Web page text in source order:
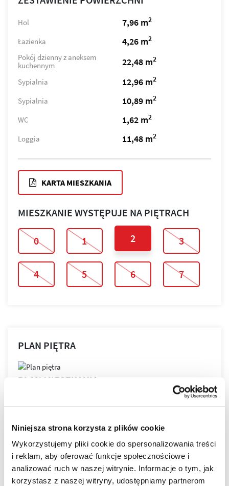
Niniejsza strona korzysta z plików cookie
Wykorzystujemy pliki cookie do spersonalizowania treści
i reklam, aby oferować funkcje społecznościowe i
analizować ruch w naszej witrynie. Informacje o tym, jak
korzystasz z naszej witryny, udostępniamy partnerom
Hol 7,96 m2
Łazienka 4,26 m2
Pokój dzienny z aneksem
kuchennym
22,48 m2
Sypialnia 12,96 m2
Sypialnia 10,89 m2
WC 1,62 m2
Loggia 11,48 m2
KARTA MIESZKANIA
MIESZKANIE WYSTĘPUJE NA PIĘTRACH
0 1 2 3
4 5 6 7
PLAN PIĘTRA
PLAN MIESZKANIA
LOKALIZACJA
Bella Dolina to nasze drugie, realizowane kompleksowo,